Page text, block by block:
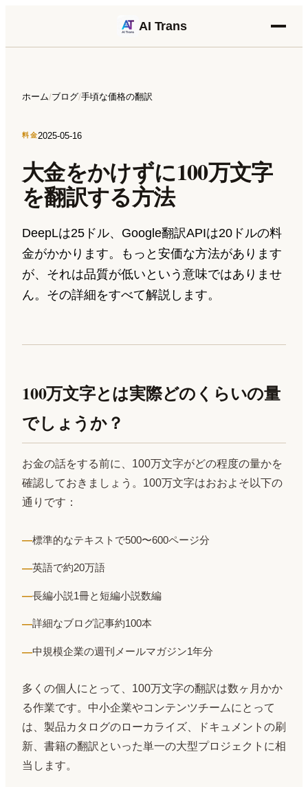
AI Trans
ホーム/ブログ/手頃な価格の翻訳
料金2025-05-16
大金をかけずに100万文字
を翻訳する方法
DeepLは25ドル、Google翻訳APIは20ドルの料
金がかかります。もっと安価な方法があります
が、それは品質が低いという意味ではありませ
ん。その詳細をすべて解説します。
100万文字とは実際どのくらいの量
でしょうか？
お金の話をする前に、100万文字がどの程度の量かを
確認しておきましょう。100万文字はおおよそ以下の
通りです：
標準的なテキストで500〜600ページ分
英語で約20万語
長編小説1冊と短編小説数編
詳細なブログ記事約100本
中規模企業の週刊メールマガジン1年分
多くの個人にとって、100万文字の翻訳は数ヶ月かか
る作業です。中小企業やコンテンツチームにとって
は、製品カタログのローカライズ、ドキュメントの刷
新、書籍の翻訳といった単一の大型プロジェクトに相
当します。